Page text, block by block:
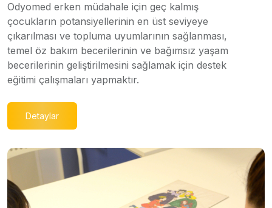
Odyomed erken müdahale için geç kalmış
çocukların potansiyellerinin en üst seviyeye
çıkarılması ve topluma uyumlarının sağlanması,
temel öz bakım becerilerinin ve bağımsız yaşam
becerilerinin geliştirilmesini sağlamak için destek
eğitimi çalışmaları yapmaktır.
Detaylar